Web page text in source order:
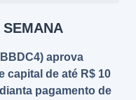
aprova
capital de até R$ 10
pagamento de